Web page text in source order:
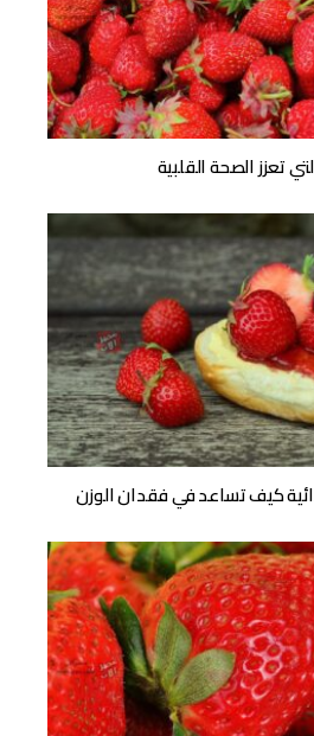
تعزز الصحة القلبية
كيف تساعد في فقدان الوزن